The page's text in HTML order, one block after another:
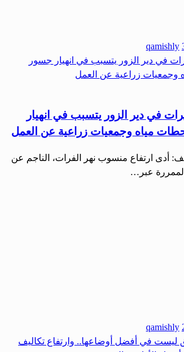
qamishly
في دير الزور يتسبب في انهيار
مياه وجمعيات زراعية عن العمل
أدى ارتفاع منسوب نهر الفرات، الناجم عن
الممررة عبر…
qamishly